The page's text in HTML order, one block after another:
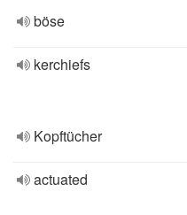
böse
kerchiefs
Kopftücher
actuated